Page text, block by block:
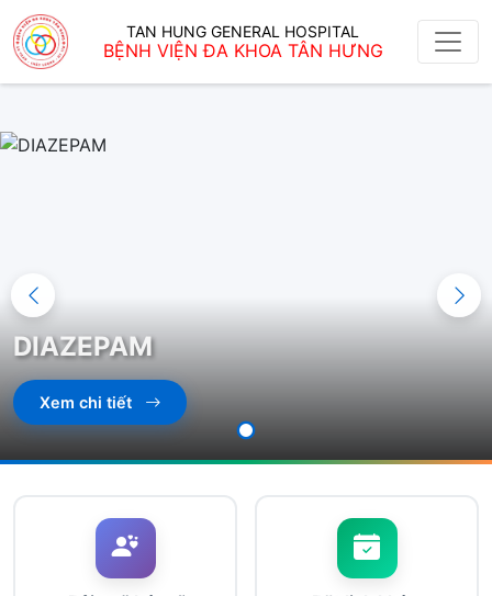
TAN HUNG GENERAL HOSPITAL
BỆNH VIỆN ĐA KHOA TÂN HƯNG
DIAZEPAM
Xem chi tiết